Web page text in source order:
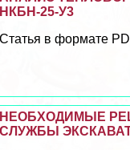
НКБН-25-У3
Статья в формате
НЕОБХОДИМЫЕ
СЛУЖБЫ